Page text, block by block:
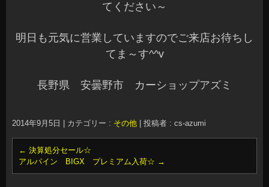
てください～
明日も元気に営業していますのでご来店お待ちし
てま～す^^v
長野県 安曇野市 カーショップアズミ
2014年9月5日 カテゴリー : その他 投稿者 : cs-azumi
← 決算処分セール☆
アルパイン BIGX プレミアム入荷☆ →